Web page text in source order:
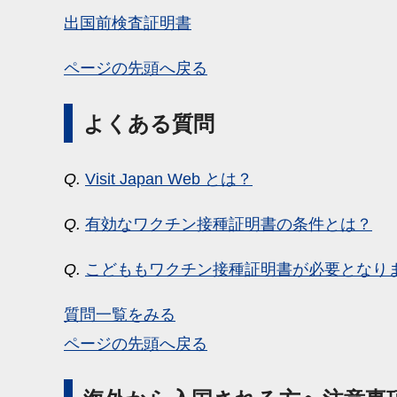
出国前検査証明書
ページの先頭へ戻る
よくある質問
Q. Visit Japan Web とは？
Q. 有効なワクチン接種証明書の条件とは？
Q. こどももワクチン接種証明書が必要となり
質問一覧をみる
ページの先頭へ戻る